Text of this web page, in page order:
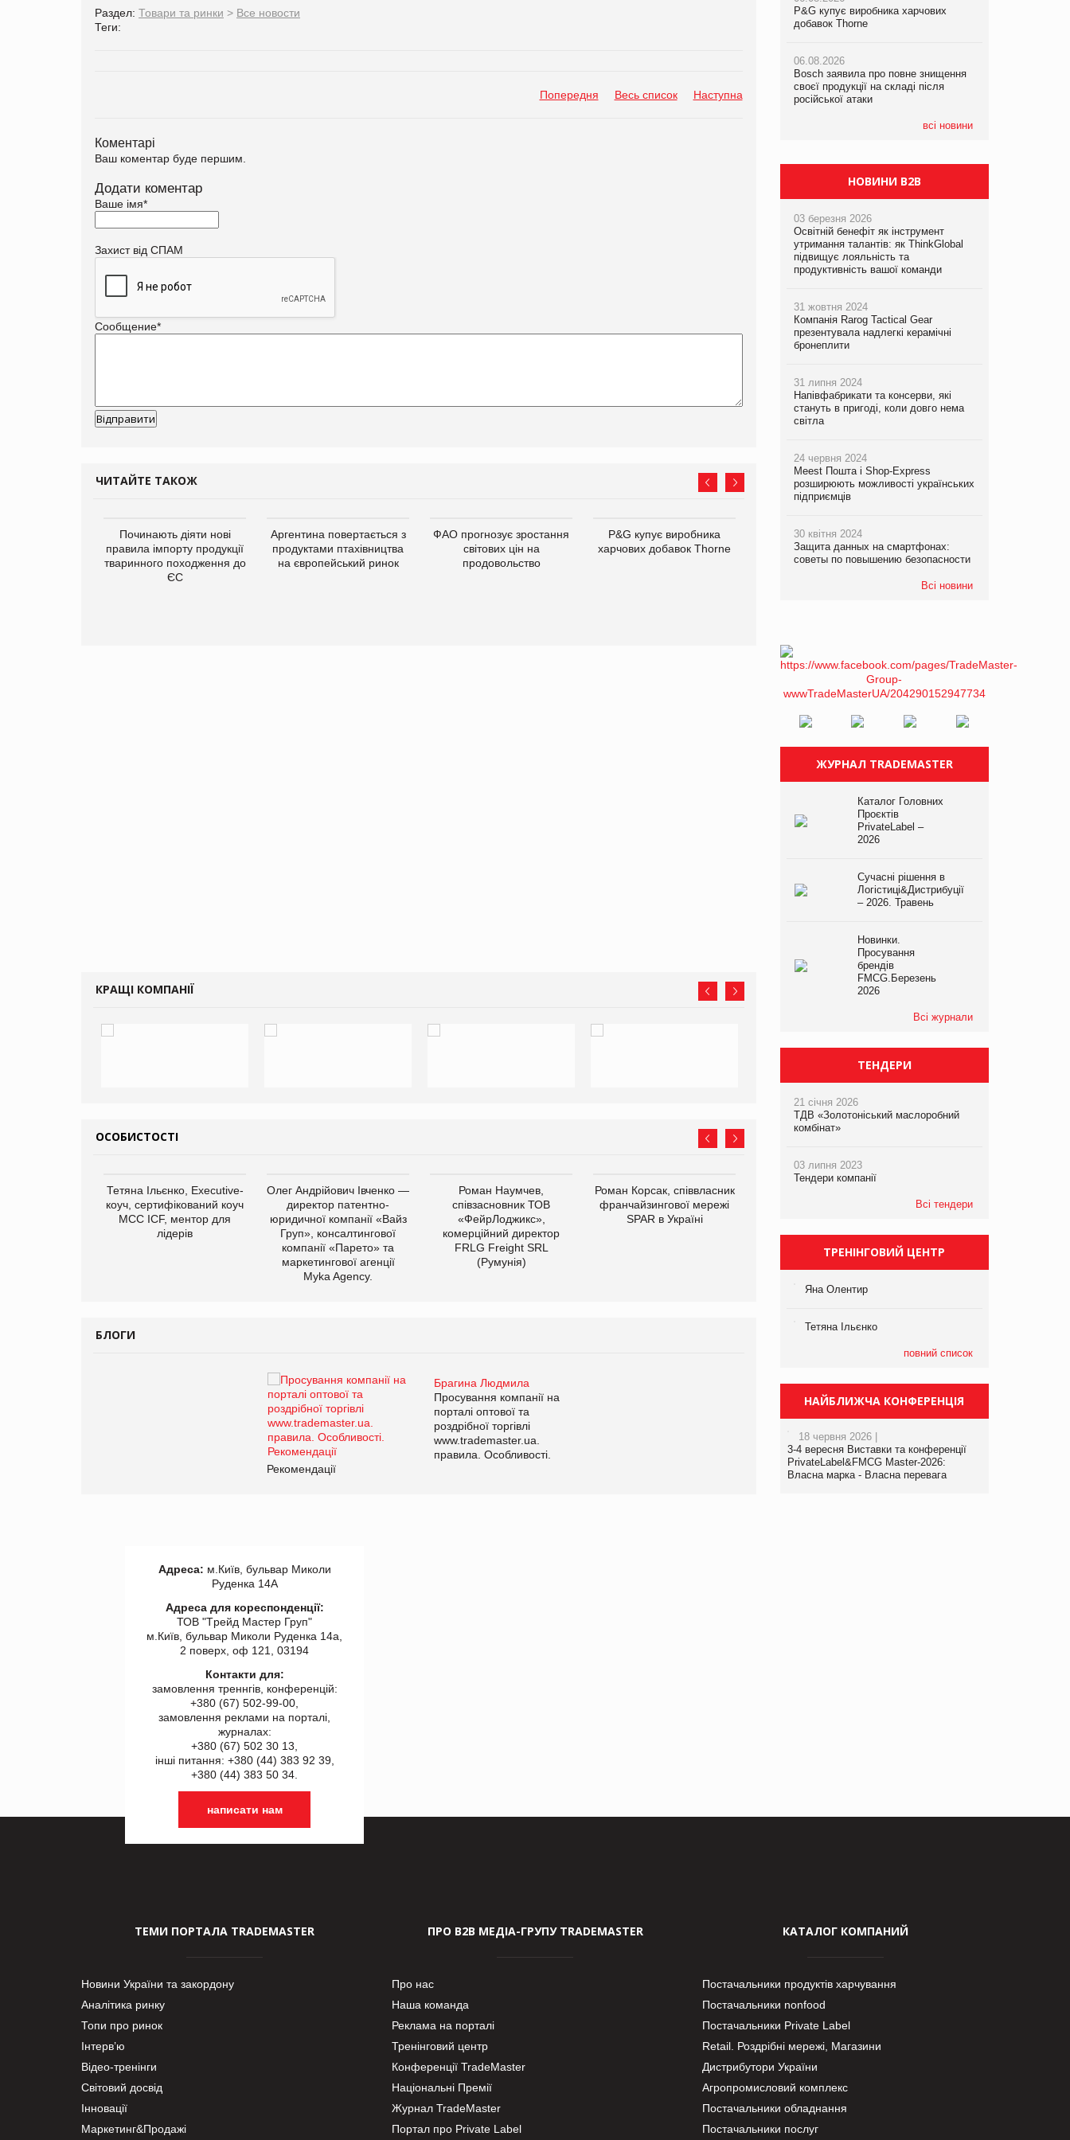
Раздел: Товари та ринки > Все новости
Теги:
Попередня Весь список Наступна
Коментарі
Ваш коментар буде першим.
Додати коментар
Ваше імя*
Захист від СПАМ
Сообщение*
ЧИТАЙТЕ ТАКОЖ
Починають діяти нові
правила імпорту продукції
тваринного походження до
ЄС
Аргентина повертається з
продуктами птахівництва
на європейський ринок
ФАО прогнозує зростання
світових цін на
продовольство
P&G купує виробника
харчових добавок Thorne
Bosch заявила про повне
знищення своєї продукції
на складі після російської
хвостатих: у VARUS
з’явилися паучі Varto Paw
КРАЩІ КОМПАНІЇ
ОСОБИСТОСТІ
Тетяна Ільєнко, Executive-
коуч, сертифікований коуч
МСС ICF, ментор для
лідерів
Олег Андрійович Івченко —
директор патентно-
юридичної компанії «Вайз
Груп», консалтингової
компанії «Парето» та
маркетингової агенції
Myka Agency.
Роман Наумчев,
співзасновник ТОВ
«ФейрЛоджикс»,
комерційний директор
FRLG Freight SRL
(Румунія)
Роман Корсак, співвласник
франчайзингової мережі
SPAR в Україні
виробництва
компанії «УкраМарин»
БЛОГИ
Брагина Людмила
Просування компанії на
порталі оптової та
роздрібної торгівлі
www.trademaster.ua.
правила. Особливості.
Рекомендації
Брагина Людмила
Просування компанії на
www.trademaster.ua.
правила. Особливості.
P&G купує виробника харчових
добавок Thorne
06.08.2026
Bosch заявила про повне знищення
своєї продукції на складі після
російської атаки
всі новини
P&G купує виробника харчових
добавок Thorne
06.08.2026
Bosch заявила про повне знищення
своєї продукції на складі після
російської атаки
P&G купує виробника харчових
добавок Thorne
06.08.2026
Bosch заявила про повне знищення
своєї продукції на складі після
російської атаки
НОВИНИ B2B
03 березня 2026
Освітній бенефіт як інструмент
утримання талантів: як ThinkGlobal
підвищує лояльність та
продуктивність вашої команди
31 жовтня 2024
Компанія Rarog Tactical Gear
презентувала надлегкі керамічні
бронеплити
31 липня 2024
Напівфабрикати та консерви, які
стануть в пригоді, коли довго нема
світла
24 червня 2024
Meest Пошта і Shop-Express
розширюють можливості українських
підприємців
30 квітня 2024
Защита данных на смартфонах:
советы по повышению безопасности
Всі новини
ЖУРНАЛ TRADEMASTER
Каталог Головних
Проєктів
PrivateLabel –
2026
Сучасні рішення в
Логістиці&Дистрибуції
– 2026. Травень
Новинки.
Просування
брендів
FMCG.Березень
2026
Всі журнали
ТЕНДЕРИ
21 січня 2026
ТДВ «Золотоніський маслоробний
комбінат»
03 липня 2023
Тендери компанії
Всі тендери
ТРЕНІНГОВИЙ ЦЕНТР
Яна Олентир
Тетяна Ільєнко
повний список
НАЙБЛИЖЧА КОНФЕРЕНЦІЯ
18 червня 2026 |
3-4 вересня Виставки та конференції
PrivateLabel&FMCG Master-2026:
Власна марка - Власна перевага
Адреса: м.Київ, бульвар Миколи
Руденка 14А
Адреса для кореспонденції:
ТОВ "Tрейд Мастер Груп"
м.Київ, бульвар Миколи Руденка 14а,
2 поверх, оф 121, 03194
Контакти для:
замовлення треннгів, конференцій:
+380 (67) 502-99-00,
замовлення реклами на порталі,
журналах:
+380 (67) 502 30 13,
інші питання: +380 (44) 383 92 39,
+380 (44) 383 50 34.
написати нам
ТЕМИ ПОРТАЛА TRADEMASTER
Новини України та закордону
Аналітика ринку
Топи про ринок
Інтерв’ю
Відео-тренінги
Світовий досвід
Інновації
Маркетинг&Продажі
ПРО В2В МЕДІА-ГРУПУ TRADEMASTER
Про нас
Наша команда
Реклама на порталі
Тренінговий центр
Конференції TradeMaster
Національні Премії
Журнал TradeMaster
Портал про Private Label
КАТАЛОГ КОМПАНИЙ
Постачальники продуктів харчування
Постачальники nonfood
Постачальники Private Label
Retail. Роздрібні мережі, Магазини
Дистрибутори України
Агропромисловий комплекс
Постачальники обладнання
Постачальники послуг